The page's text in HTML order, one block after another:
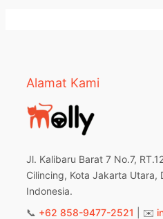
Alamat Kami
Jl. Kalibaru Barat 7 No.7,
Cilincing, Kota Jakarta Utara,
Indonesia.
📞 +62 858-9477-2521 | ✉️